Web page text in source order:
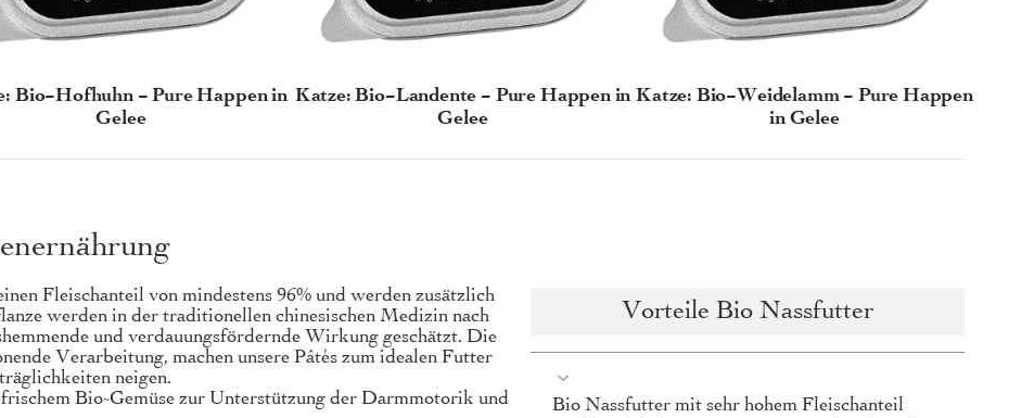
Bio-Hofhuhn - Pure Happen in
Gelee
Katze: Bio-Landente - Pure Happen in
Gelee
Katze: Bio-Weidelamm - Pure Happen
in Gelee
Fleischanteil von mindestens 96% und werden zusätzlich
werden in der traditionellen chinesischen Medizin nach
und verdauungsfördernde Wirkung geschätzt. Die
Verarbeitung, machen unsere Pâtés zum idealen Futter
neigen.
Bio-Gemüse zur Unterstützung der Darmmotorik und
Vorteile Bio Nassfutter
Bio Nassfutter mit sehr hohem Fleischanteil